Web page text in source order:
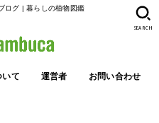
ログ | 暮らしの植物図鑑
いて 運営者 お問い合わせ
SEARCH